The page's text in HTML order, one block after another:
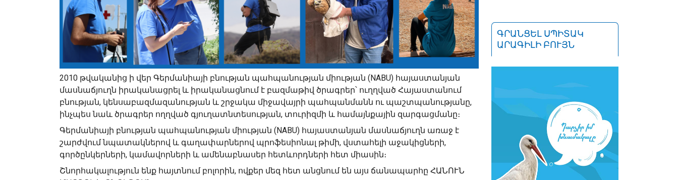
2010 թվականից ի վեր Գերմանիայի բնության պահպանության միության (NABU) հայաստանյան
մասնաճյուղն իրականացրել և իրականացնում է բազմաթիվ ծրագրեր՝ ուղղված Հայաստանում
բնության, կենսաբազմազանության և շրջակա միջավայրի պահպանմանն ու պաշտպանությանը,
ինչպես նաև ծրագրեր ողղված գյուղատնտեսության, տուրիզմի և համայնքային զարգացմանը։
Գերմանիայի բնության պահպանության միության (NABU) հայաստանյան մասնաճյուղն առաջ է
շարժվում նպատակներով և գաղափարներով պրոֆեսիոնալ թիմի, վստահելի աջակիցների,
գործընկերների, կամավորների և ամենաբնասեր հետևորդների հետ միասին։
Շնորհակալություն ենք հայտնում բոլորին, ովքեր մեզ հետ անցնում են այս ճանապարհը ՀԱՆՈՒՆ
ԳՐԱՆՑԵԼ ՍՊԻՏԱԿ
ԱՐԱԳԻԼԻ ԲՈՒՅՆ